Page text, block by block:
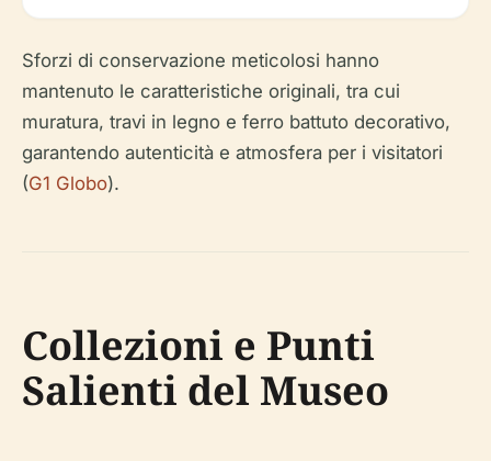
Sforzi di conservazione meticolosi hanno
mantenuto le caratteristiche originali, tra cui
muratura, travi in legno e ferro battuto decorativo,
garantendo autenticità e atmosfera per i visitatori
(G1 Globo).
Collezioni e Punti
Salienti del Museo